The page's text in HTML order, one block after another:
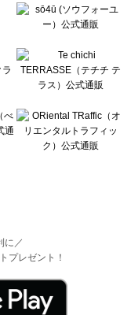
に／
プレゼント！